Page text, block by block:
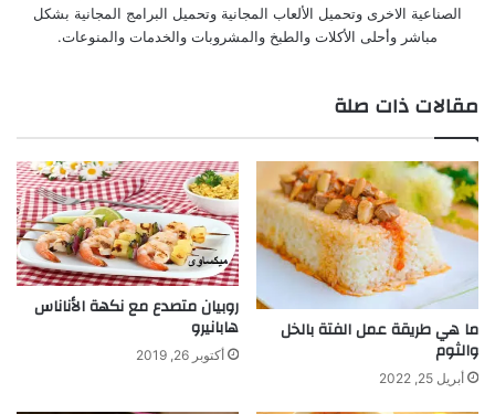
الصناعية الاخرى وتحميل الألعاب المجانية وتحميل البرامج المجانية بشكل
مباشر وأحلى الأكلات والطبخ والمشروبات والخدمات والمنوعات.
مقالات ذات صلة
ما هي طريقة عمل الفتة بالخل
والثوم
أبريل 25, 2022
روبيان متصدع مع نكهة الأناناس
هابانيرو
أكتوبر 26, 2019